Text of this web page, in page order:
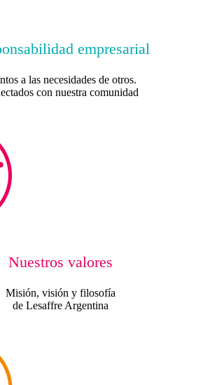
empresarial
a las necesidades de otros.
con nuestra comunidad
Nuestros valores
Misión, visión y filosofía
de Lesaffre Argentina